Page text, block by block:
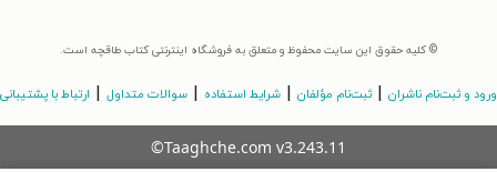
© کلیه حقوق این سایت محفوظ و متعلق به فروشگاه اینترنتی کتاب طاقچه است.
ورود و ثبت‌نام ناشران | ثبت‌نام مؤلفان | شرایط استفاده | سوالات متداول | ارتباط با پشتیبانی
©Taaghche.com v3.243.11